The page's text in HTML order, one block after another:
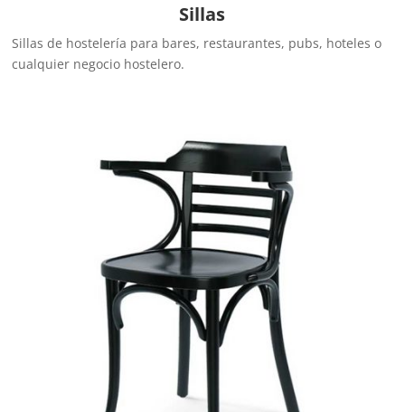
Sillas
Sillas de hostelería para bares, restaurantes, pubs, hoteles o
cualquier negocio hostelero.